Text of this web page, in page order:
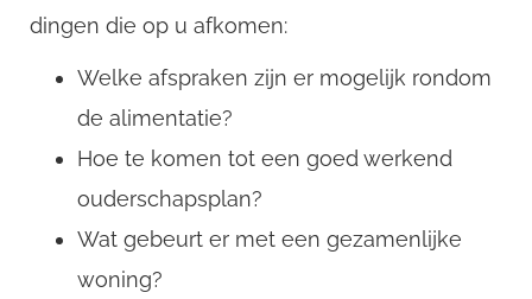
dingen die op u afkomen:
Welke afspraken zijn er mogelijk rondom
de alimentatie?
Hoe te komen tot een goed werkend
ouderschapsplan?
Wat gebeurt er met een gezamenlijke
woning?